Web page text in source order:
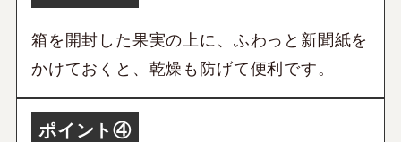
箱を開封した果実の上に、ふわっと新聞紙を
かけておくと、乾燥も防げて便利です。
ポイント④